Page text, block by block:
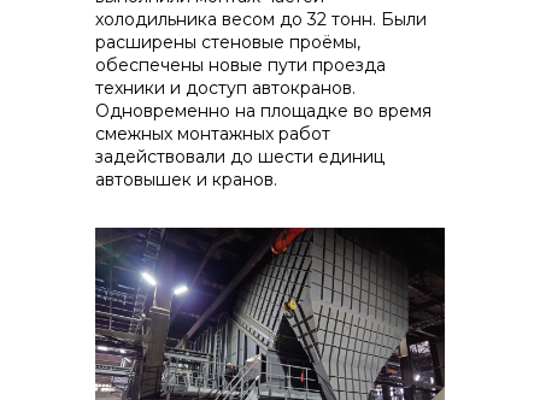
холодильника весом до 32 тонн. Были
расширены стеновые проёмы,
обеспечены новые пути проезда
техники и доступ автокранов.
Одновременно на площадке во время
смежных монтажных работ
задействовали до шести единиц
автовышек и кранов.